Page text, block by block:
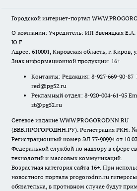
Городской интернет-портал
О компании: Учредитель: ИП Звеняцкая Е.А.
Ю.Г.
Адрес: 610001, Кировская область, г. Киров,
Знак информационной продукции: 16+
Контакты: Редакция: 8-927-669-90-
red@pg52.ru
Рекламный отдел: 8-920-004-61-95
st@pg52.ru
Сетевое издание WWW.PROGORODNN.RU
(ВВВ.ПРОГОРОДНН.РУ). Регистрация РКН: №:
Регистрационный номер ЭЛ 77-90994 от
Федеральной службой по надзору в сфере
технологий и массовых коммуникаций.
Возрастная категория сайта 16+. При
новостного портала progorodnn.ru
обязательна, в противном случае будут